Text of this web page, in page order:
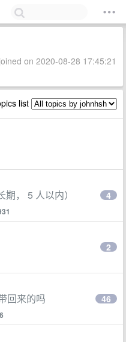
on 2020-08-28 17:45:21
list
， 5 人以内） 4
2
回来的吗 46